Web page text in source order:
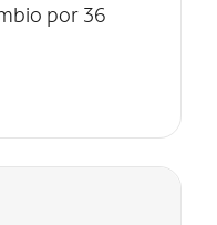
por 36